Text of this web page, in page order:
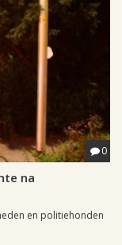
0
na
en politiehonden